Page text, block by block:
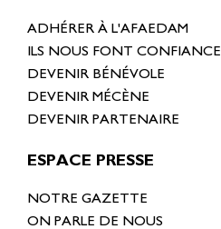
ADHÉRER À L'AFAEDAM
ILS NOUS FONT CONFIANCE
DEVENIR BÉNÉVOLE
DEVENIR MÉCÈNE
DEVENIR PARTENAIRE
ESPACE PRESSE
NOTRE GAZETTE
ON PARLE DE NOUS